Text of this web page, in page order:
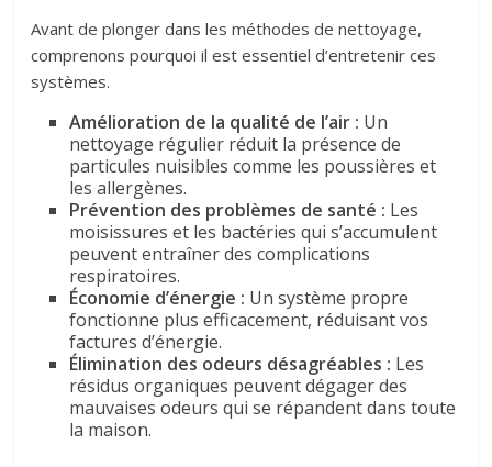
Avant de plonger dans les méthodes de nettoyage,
comprenons pourquoi il est essentiel d’entretenir ces
systèmes.
Amélioration de la qualité de l’air : Un
nettoyage régulier réduit la présence de
particules nuisibles comme les poussières et
les allergènes.
Prévention des problèmes de santé : Les
moisissures et les bactéries qui s’accumulent
peuvent entraîner des complications
respiratoires.
Économie d’énergie : Un système propre
fonctionne plus efficacement, réduisant vos
factures d’énergie.
Élimination des odeurs désagréables : Les
résidus organiques peuvent dégager des
mauvaises odeurs qui se répandent dans toute
la maison.